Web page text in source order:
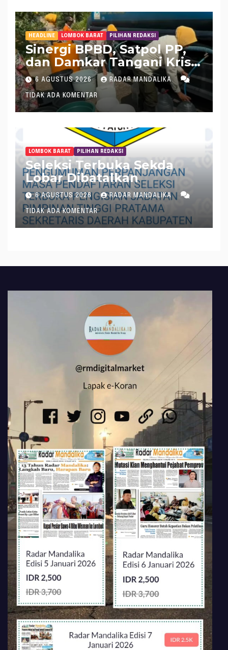
HEADLINE LOMBOK BARAT PILIHAN REDAKSI
Sinergi BPBD, Satpol PP,
dan Damkar Tangani Krisis
Air Bersih di Lobar
6 AGUSTUS 2026 RADAR MANDALIKA
TIDAK ADA KOMENTAR
LOMBOK BARAT PILIHAN REDAKSI
Seleksi Terbuka Sekda
Lobar Dibatalkan
6 AGUSTUS 2026 RADAR MANDALIKA
TIDAK ADA KOMENTAR